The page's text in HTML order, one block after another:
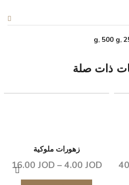
, 500 g,
ذات صلة
زهورات ملوكية
4.00 JOD
–
16.00 JOD